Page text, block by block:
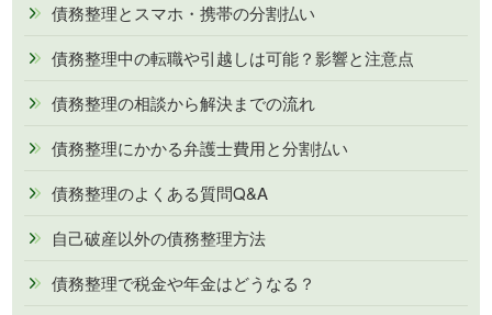
債務整理とスマホ・携帯の分割払い
債務整理中の転職や引越しは可能？影響と注意点
債務整理の相談から解決までの流れ
債務整理にかかる弁護士費用と分割払い
債務整理のよくある質問Q&A
自己破産以外の債務整理方法
債務整理で税金や年金はどうなる？